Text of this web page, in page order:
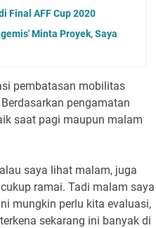
Final AFF Cup 2020
Minta Proyek, Saya
pembatasan mobilitas
pengamatan
saat pagi maupun malam
saya lihat malam, juga
ramai. Tadi malam saya
mungkin perlu kita evaluasi,
sekarang ini banyak di